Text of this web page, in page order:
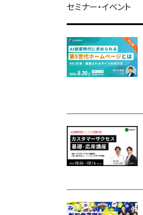
セミナー・イベント